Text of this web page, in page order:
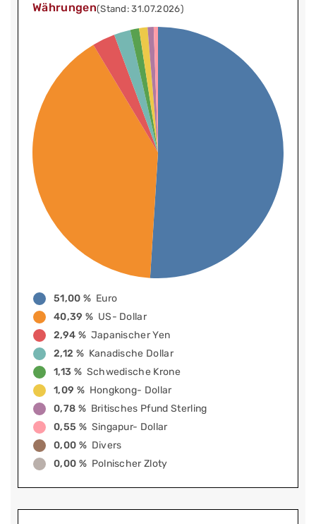
Währungen(Stand: 31.07.2026)
51,00 % Euro
40,39 % US- Dollar
2,94 % Japanischer Yen
2,12 % Kanadische Dollar
1,13 % Schwedische Krone
1,09 % Hongkong- Dollar
0,78 % Britisches Pfund Sterling
0,55 % Singapur- Dollar
0,00 % Divers
0,00 % Polnischer Zloty